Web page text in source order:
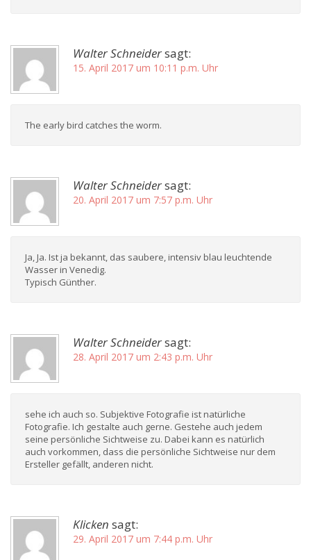
Walter Schneidersagt:
15. April 2017 um 10:11 p.m. Uhr
The early bird catches the worm.
Walter Schneidersagt:
20. April 2017 um 7:57 p.m. Uhr
Ja, Ja. Ist ja bekannt, das saubere, intensiv blau leuchtende
Wasser in Venedig.
Typisch Günther.
Walter Schneidersagt:
28. April 2017 um 2:43 p.m. Uhr
sehe ich auch so. Subjektive Fotografie ist natürliche
Fotografie. Ich gestalte auch gerne. Gestehe auch jedem
seine persönliche Sichtweise zu. Dabei kann es natürlich
auch vorkommen, dass die persönliche Sichtweise nur dem
Ersteller gefällt, anderen nicht.
Klicken sagt:
29. April 2017 um 7:44 p.m. Uhr